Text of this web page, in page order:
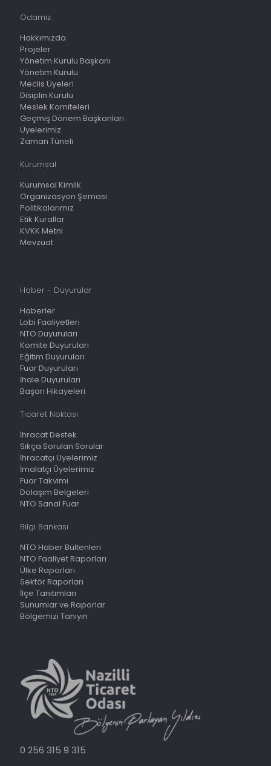
Odamız
Hakkımızda
Projeler
Yönetim Kurulu Başkanı
Yönetim Kurulu
Meclis Üyeleri
Disiplin Kurulu
Meslek Komiteleri
Geçmiş Dönem Başkanları
Üyelerimiz
Zaman Tüneli
Kurumsal
Kurumsal Kimlik
Organizasyon Şeması
Politikalarımız
Etik Kurallar
KVKK Metni
Mevzuat
Haber - Duyurular
Haberler
Lobi Faaliyetleri
NTO Duyuruları
Komite Duyuruları
Eğitim Duyuruları
Fuar Duyuruları
İhale Duyuruları
Başarı Hikayeleri
Ticaret Noktası
İhracat Destek
Sıkça Sorulan Sorular
İhracatçı Üyelerimiz
İmalatçı Üyelerimiz
Fuar Takvimi
Dolaşım Belgeleri
NTO Sanal Fuar
Bilgi Bankası
NTO Haber Bültenleri
NTO Faaliyet Raporları
Ülke Raporları
Sektör Raporları
İlçe Tanıtımları
Sunumlar ve Raporlar
Bölgemizi Tanıyın
0 256 315 9 315